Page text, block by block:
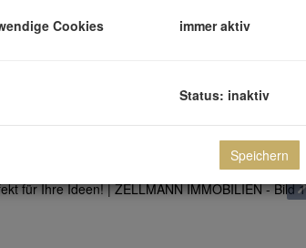
Cookies immer aktiv
Status: inaktiv
Speichern